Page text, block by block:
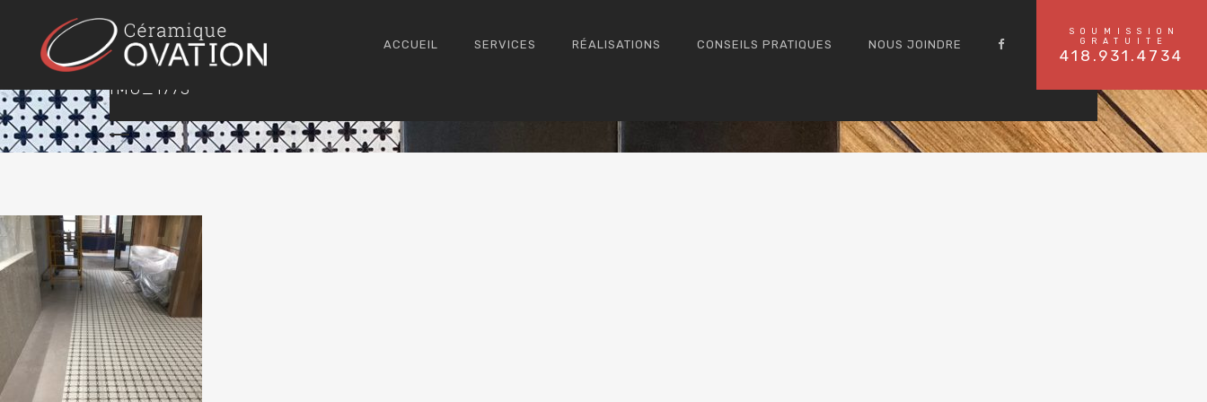
ACCUEIL SERVICES RÉALISATIONS CONSEILS PRATIQUES NOUS JOINDRE
SOUMISSION
GRATUITE
418.931.4734
IMG_1773